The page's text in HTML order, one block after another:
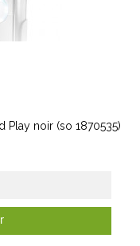
Play noir (so 1870535)